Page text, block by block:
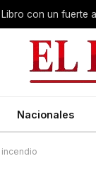
Nacionales